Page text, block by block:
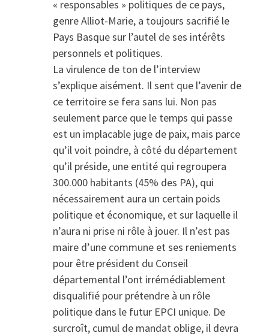
« responsables » politiques de ce pays,
genre Alliot-Marie, a toujours sacrifié le
Pays Basque sur l’autel de ses intérêts
personnels et politiques.
La virulence de ton de l’interview
s’explique aisément. Il sent que l’avenir de
ce territoire se fera sans lui. Non pas
seulement parce que le temps qui passe
est un implacable juge de paix, mais parce
qu’il voit poindre, à côté du département
qu’il préside, une entité qui regroupera
300.000 habitants (45% des PA), qui
nécessairement aura un certain poids
politique et économique, et sur laquelle il
n’aura ni prise ni rôle à jouer. Il n’est pas
maire d’une commune et ses reniements
pour être président du Conseil
départemental l’ont irrémédiablement
disqualifié pour prétendre à un rôle
politique dans le futur EPCI unique. De
surcroît, cumul de mandat oblige, il devra